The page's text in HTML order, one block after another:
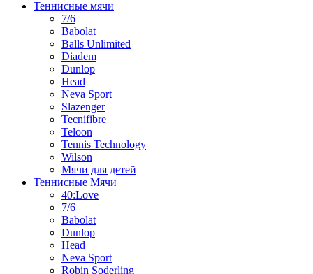
Теннисные мячи
7/6
Babolat
Balls Unlimited
Diadem
Dunlop
Head
Neva Sport
Slazenger
Tecnifibre
Teloon
Tennis Technology
Wilson
Мячи для детей
Теннисные Мячи
40:Love
7/6
Babolat
Dunlop
Head
Neva Sport
Robin Soderling